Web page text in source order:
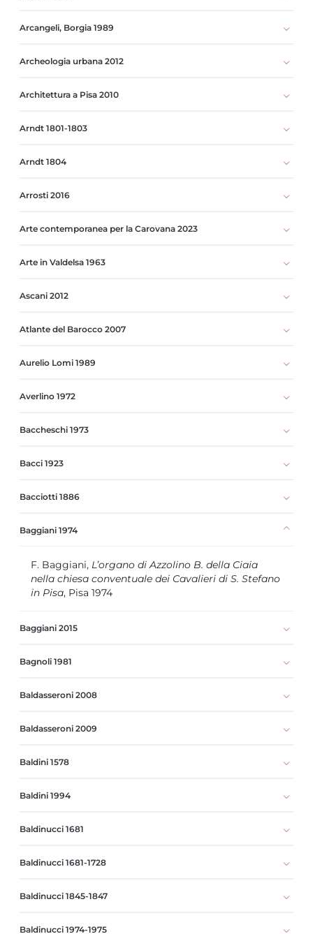
Arcangeli, Borgia 1989
Archeologia urbana 2012
Architettura a Pisa 2010
Arndt 1801-1803
Arndt 1804
Arrosti 2016
Arte contemporanea per la Carovana 2023
Arte in Valdelsa 1963
Ascani 2012
Atlante del Barocco 2007
Aurelio Lomi 1989
Averlino 1972
Baccheschi 1973
Bacci 1923
Bacciotti 1886
Baggiani 1974
F. Baggiani, L’organo di Azzolino B. della Ciaia
nella chiesa conventuale dei Cavalieri di S. Stefano
in Pisa, Pisa 1974
Baggiani 2015
Bagnoli 1981
Baldasseroni 2008
Baldasseroni 2009
Baldini 1578
Baldini 1994
Baldinucci 1681
Baldinucci 1681-1728
Baldinucci 1845-1847
Baldinucci 1974-1975